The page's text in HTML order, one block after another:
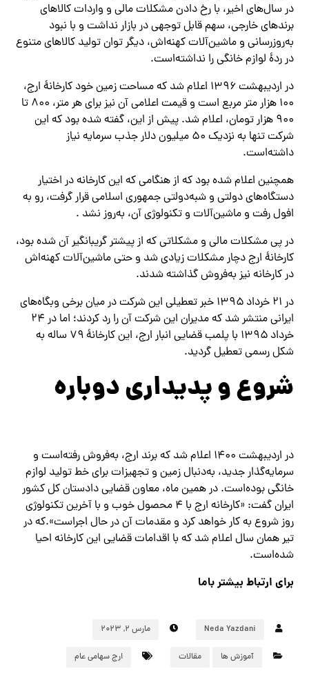
در سال‌های اخیر، با رخ دادن مشکلات مالی و واردات کالاهای
برندهای خارجی، سهم قابل توجهی در بازار نداشت و با نبود
به‌روزرسانی و ماشین‌آلات کهنه‌اش، دیگر توان تولید کالاهای متنوع
در ردهٔ لوازم خانگی را نداشته‌است.
در اردیبهشت ۱۳۹۶ اعلام شد که مساحت زمین خود کارخانهٔ ارج،
۱۰۰ هزار متر مربع است و قیمت اعلامی آن نیز برای هر متر، ۸۰۰ تا
۹۰۰ هزار تومان، اعلام شد. پیش از این، گفته شده بود که این
شرکت تنها به نزدیک ۵۰ میلیون دلار جذب سرمایه نیاز
داشته‌است.
همچنین اعلام شده بود که از هنگامی که این کارخانه در اختیار
دستگاه‌های دولتی و شبه‌دولتی جمهوری اسلامی قرار گرفت، رو به
افول رفت و ماشین‌آلات و تکنولوژی آن، به‌روز نشد .
در پی مشکلات مالی و مشکلاتی که از پیشتر گریبانگیر آن شده بود،
کارخانهٔ ارج دچار مشکلات زیادی شد و حتی ماشین‌آلات کهنه‌اش
در کارخانه نیز به‌فروش گذاشته شدند.
در ۲۱ خرداد ۱۳۹۵ خبر تعطیلی این شرکت در میان برخی وبگاه‌های
ایرانی منتشر شد که مدیران این شرکت آن را رد کردند؛ اما در ۲۴
خرداد ۱۳۹۵ با پلمب قضایی انبار ارج، این کارخانهٔ ۷۹ ساله به
شکل رسمی تعطیل گردید.
شروع و پدیداری دوباره
در اردیبهشت ۱۴۰۰ اعلام شد که برند ارج، به‌فروش رفته‌است و
سرمایه‌گذار جدید، به‌دنبال زمین و تجهیزات برای خط تولید لوازم
خانگی بوده‌است. در همین ماه، معاون قضایی دادستان کل کشور
ایران گفت: «کارخانه ارج با ۴ محصول خوب و با آخرین تکنولوژی
روز شروع به کار خواهد کرد و مقدمات آن در حال اجراست».که در
تیر همان سال اعلام شد که با اقدامات قضایی این کارخانه احیا
شده‌است.
برای ارتباط بیشتر باما
Neda Yazdani مارس ۲, ۲۰۲۳
آموزش ها مقالات ارج سهامی عام